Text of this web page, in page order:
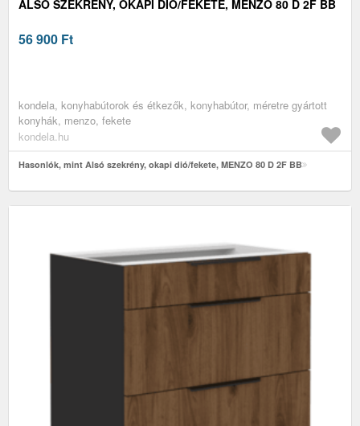
ALSÓ SZEKRÉNY, OKAPI DIÓ/FEKETE, MENZO 80 D 2F BB
56 900 Ft
kondela, konyhabútorok és étkezők, konyhabútor, méretre gyártott
konyhák, menzo, fekete
kondela.hu
Hasonlók, mint Alsó szekrény, okapi dió/fekete, MENZO 80 D 2F BB